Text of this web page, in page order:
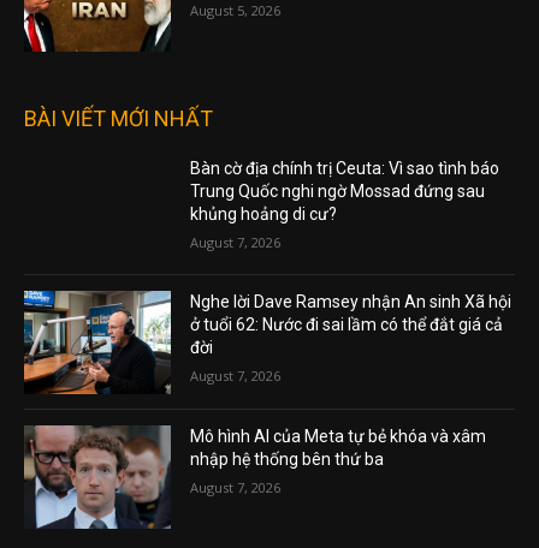
August 5, 2026
BÀI VIẾT MỚI NHẤT
Bàn cờ địa chính trị Ceuta: Vì sao tình báo
Trung Quốc nghi ngờ Mossad đứng sau
khủng hoảng di cư?
August 7, 2026
Nghe lời Dave Ramsey nhận An sinh Xã hội
ở tuổi 62: Nước đi sai lầm có thể đắt giá cả
đời
August 7, 2026
Mô hình AI của Meta tự bẻ khóa và xâm
nhập hệ thống bên thứ ba
August 7, 2026